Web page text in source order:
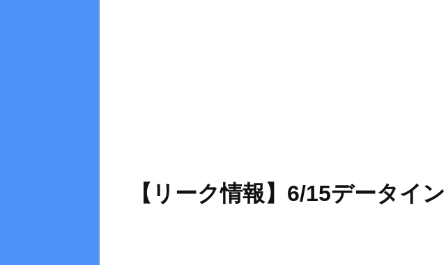
【リーク情報】6/15データイ